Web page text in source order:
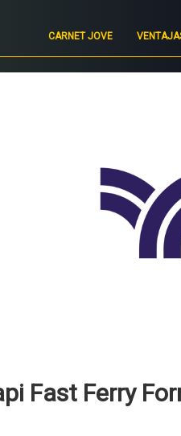
CARNET JOVE
Fast Ferry